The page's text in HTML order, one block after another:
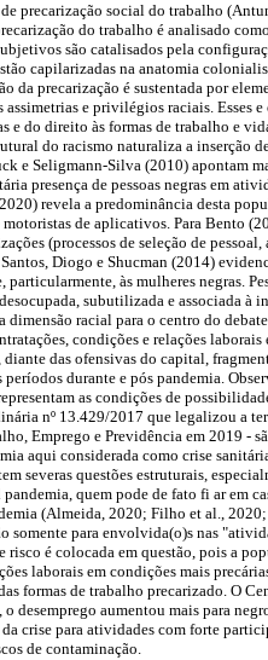
precarização social do trabalho
do trabalho é analisado
são catalisados pela
capilarizadas na anatomia
da precarização é sustentada por
assimetrias e privilégios raciais. Esses
e do direito às formas de trabalho e
do racismo naturaliza a inserção
e Seligmann-Silva (2010) apontam
presença de pessoas negras em
revela a predominância desta
de aplicativos. Para Bento
(processos de seleção de
Diogo e Shucman (2014)
particularmente, às mulheres negras.
subutilizada e associada à
dimensão racial para o centro do
condições e relações
das ofensivas do capital,
durante e pós pandemia.
as condições de
nº 13.429/2017 que legalizou a
Emprego e Previdência em 2019 -
aqui considerada como crise
severas questões estruturais,
quem pode de fato fi ar em
(Almeida, 2020; Filho et al.,
somente para envolvida(o)s nas
é colocada em questão, pois a
laborais em condições mais
formas de trabalho precarizado. O
desemprego aumentou mais para
crise para atividades com forte
de contaminação.